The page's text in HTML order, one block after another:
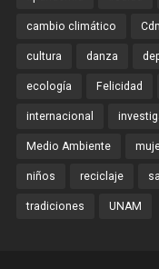
cambio climático
cultura danza
ecología Felicidad
internacional
Medio Ambiente
niños reciclaje
tradiciones UNAM